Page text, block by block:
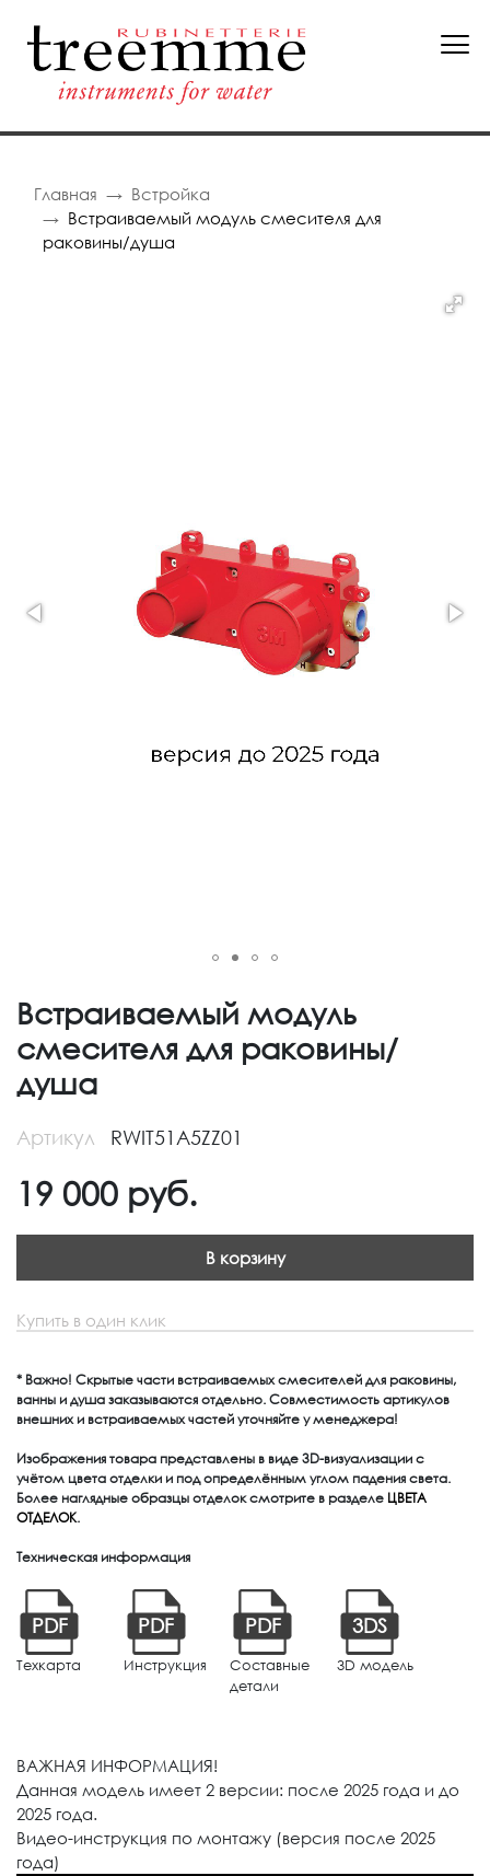
Главная
Встройка
Встраиваемый модуль смесителя для
раковины/душа
Встраиваемый модуль
смесителя для раковины/
душа
Артикул RWIT51A5ZZ01
19 000 руб.
В корзину
Купить в один клик
* Важно! Скрытые части встраиваемых смесителей для раковины,
ванны и душа заказываются отдельно. Совместимость артикулов
внешних и встраиваемых частей уточняйте у менеджера!
Изображения товара представлены в виде 3D-визуализации с
учётом цвета отделки и под определённым углом падения света.
Более наглядные образцы отделок смотрите в разделе ЦВЕТА
ОТДЕЛОК.
Техническая информация
PDF
Техкарта
PDF
Инструкция
PDF
Составные
детали
3DS
3D модель
ВАЖНАЯ ИНФОРМАЦИЯ!
Данная модель имеет 2 версии: после 2025 года и до
2025 года.
Видео-инструкция по монтажу (версия после 2025
года)